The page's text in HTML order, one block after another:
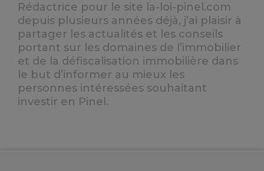
Rédactrice pour le site la-loi-pinel.com
depuis plusieurs années déjà, j’ai plaisir à
partager les actualités et les conseils
portant sur les domaines de l’immobilier
et de la défiscalisation immobilière dans
le but d’informer au mieux les
personnes intéressées souhaitant
investir en Pinel.